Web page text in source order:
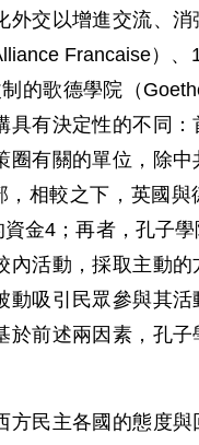
交以增進交流、消
Francaise）、
的歌德學院（
有決定性的不同
有關的單位，除
相較之下，英國
金4；再者，孔子
活動，採取主動的
吸引民眾參與其
前述兩因素，孔
民主各國的態度